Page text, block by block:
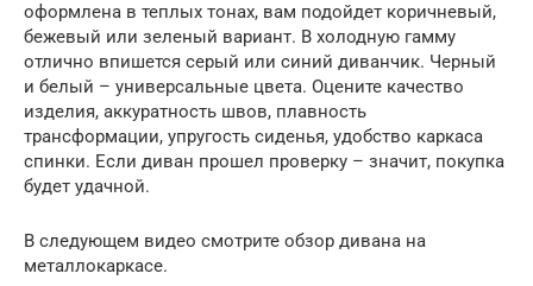
оформлена в теплых тонах, вам подойдет коричневый,
бежевый или зеленый вариант. В холодную гамму
отлично впишется серый или синий диванчик. Черный
и белый – универсальные цвета. Оцените качество
изделия, аккуратность швов, плавность
трансформации, упругость сиденья, удобство каркаса
спинки. Если диван прошел проверку – значит, покупка
будет удачной.
В следующем видео смотрите обзор дивана на
металлокаркасе.